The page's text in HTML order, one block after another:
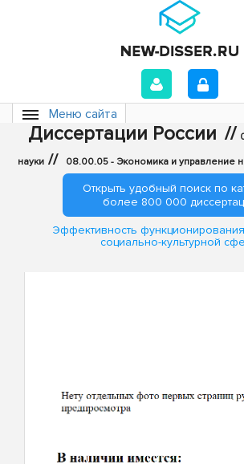
Меню сайта
Диссертации России //
науки // 08.00.05 - Экономика и управление
Открыть удобный поиск по
более 800 000
Эффективность
социально-культурной